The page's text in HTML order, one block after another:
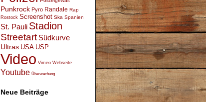
Punkrock Pyro Randale Rap
Rostock Screenshot Ska Spanien
St. Pauli Stadion
Streetart Südkurve
Ultras USA USP
Video Vimeo Webseite
Youtube Überwachung
Neue Beiträge